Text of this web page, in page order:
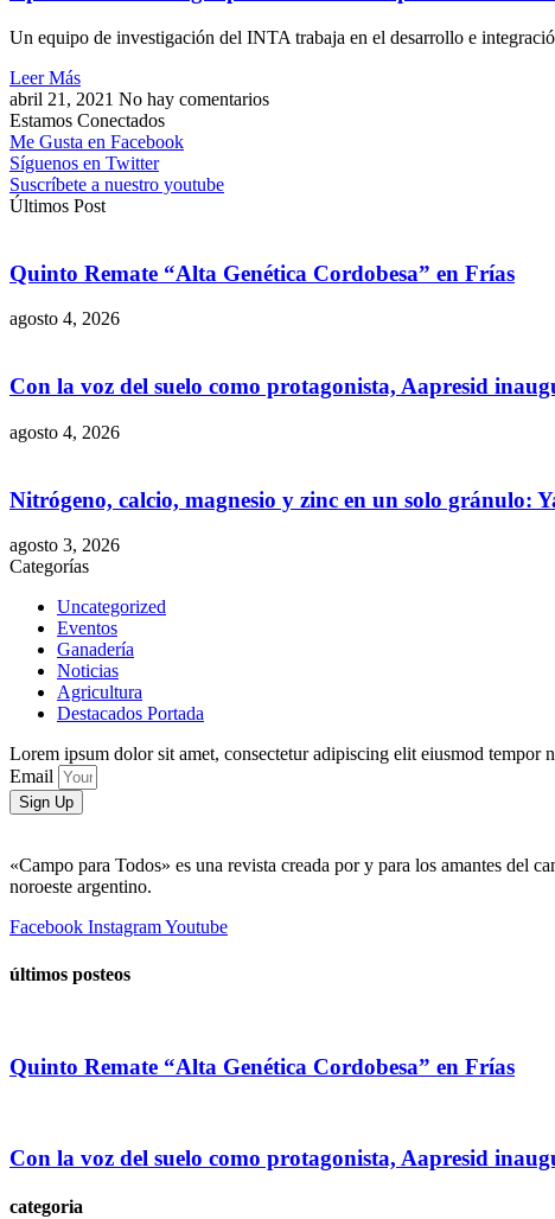
Un equipo de investigación del INTA trabaja en el desarrollo e
Leer Más
abril 21, 2021 No hay comentarios
Estamos Conectados
Me Gusta en Facebook
Síguenos en Twitter
Suscríbete a nuestro youtube
Últimos Post
Quinto Remate “Alta Genética Cordobesa” en Frías
agosto 4, 2026
Con la voz del suelo como protagonista, Aapresid
agosto 4, 2026
Nitrógeno, calcio, magnesio y zinc en un solo gránulo:
agosto 3, 2026
Categorías
Uncategorized
Eventos
Ganadería
Noticias
Agricultura
Destacados Portada
Lorem ipsum dolor sit amet, consectetur adipiscing elit eiusmod tempor
Email
Sign Up
«Campo para Todos» es una revista creada por y para los amantes del
noroeste argentino.
Facebook InstagramYoutube
últimos posteos
Quinto Remate “Alta Genética Cordobesa” en Frías
Con la voz del suelo como protagonista, Aapresid
categoria